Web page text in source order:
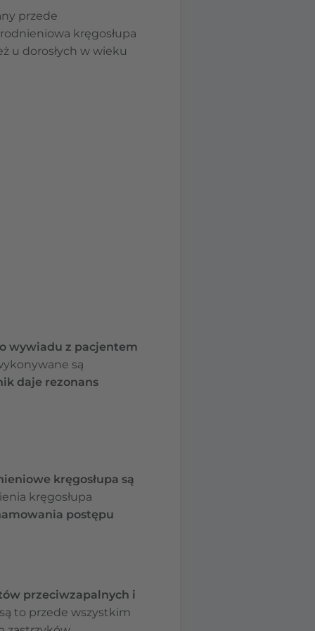
przede
kręgosłupa
u dorosłych w wieku
wywiadu z pacjentem
są
daje rezonans
kręgosłupa są
kręgosłupa
postępu
przeciwzapalnych i
to przede wszystkim